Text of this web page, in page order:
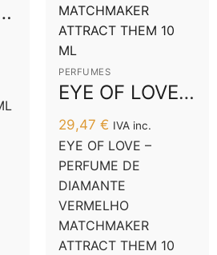
PERFUMES
EYE OF LOVE –
PERFUME DE
DIAMANTE
VERMELHO
MATCHMAKER
ATTRACT
THEM 10 ML
29,47 € IVA inc.
EYE OF LOVE –
PERFUME DE
DIAMANTE
VERMELHO
MATCHMAKER
ATTRACT THEM 10